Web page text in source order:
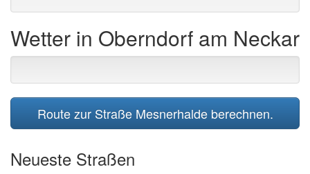
Wetter in Oberndorf am Neckar
Route zur Straße Mesnerhalde berechnen.
Neueste Straßen